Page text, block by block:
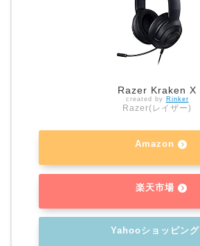
Razer Kraken X
created by Rinker
Razer(レイザー)
Amazon
楽天市場
Yahooショッピング